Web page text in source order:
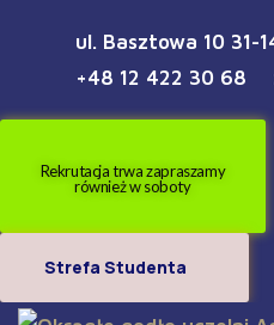
ul. Basztowa 10 31-
+48 12 422 30 68
Rekrutacja trwa zapraszamy
również w soboty
Strefa Studenta